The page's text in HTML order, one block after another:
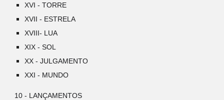
XVI - TORRE
XVII - ESTRELA
XVIII- LUA
XIX - SOL
XX - JULGAMENTO
XXI - MUNDO
10 - LANÇAMENTOS